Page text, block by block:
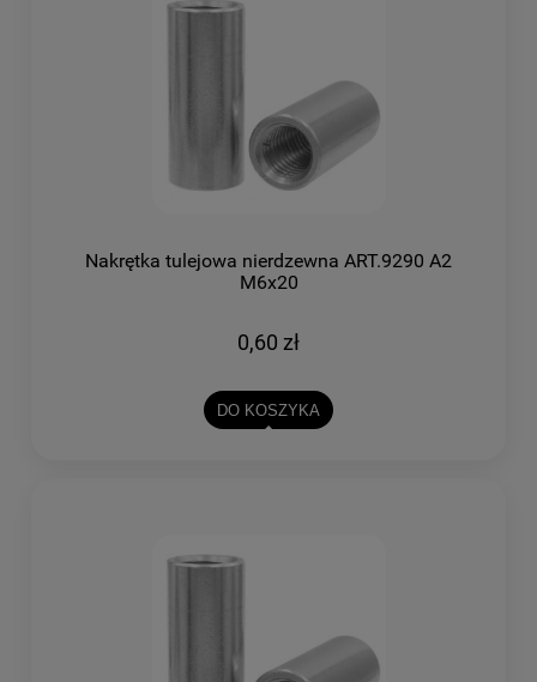
Nakrętka tulejowa nierdzewna ART.9290 A2
M6x20
0,60 zł
DO KOSZYKA